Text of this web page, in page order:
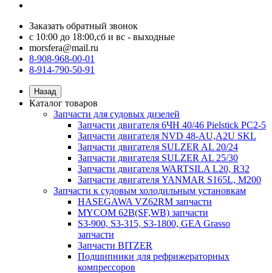
Заказать обратный звонок
с 10:00 до 18:00,сб и вс - выходные
morsfera@mail.ru
8-908-968-00-01
8-914-790-50-91
Назад
Каталог товаров
Запчасти для судовых дизелей
Запчасти двигателя 6ЧН 40/46 Pielstick PC2-5
Запчасти двигателя NVD 48-AU,A2U SKL
Запчасти двигателя SULZER AL 20/24
Запчасти двигателя SULZER AL 25/30
Запчасти двигателя WARTSILA L20, R32
Запчасти двигателя YANMAR S165L, M200
Запчасти к судовым холодильным установкам
HASEGAWA VZ62RM запчасти
MYCOM 62B(SF,WB) запчасти
S3-900, S3-315, S3-1800, GEA Grasso
запчасти
Запчасти BITZER
Подшипники для рефрижераторных
компрессоров